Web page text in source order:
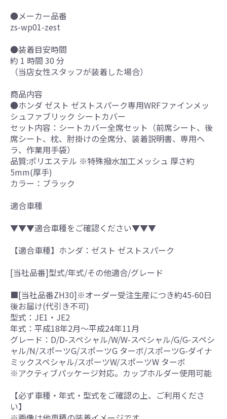
●メーカー品番
zs-wp01-zest
●装着目安時間
約 1 時間 30 分
（当店女性スタッフが装着した場合）
商品内容
●ホンダ ゼスト ゼストスパーク専用WRFファインメッ
シュファブリック シートカバー
セット内容：シートカバー全席セット（前席シート、後
席シート、枕、肘掛けの全席分、装着説明書、専用ヘ
ラ、作業用手袋）
品質:ポリエステル ※特殊撥水加工メッシュ 厚さ約
5mm(厚手)
カラー：ブラック
適合車種
▼▼▼適合車種をご確認ください▼▼▼
【適合車種】ホンダ：ゼスト ゼストスパーク
[当社品番]型式/年式/その他適合/グレード
■[当社品番ZH30]※オーダー受注生産につき約45-60日
後お届け(代引き不可)
型式：JE1・JE2
年式：平成18年2月～平成24年11月
グレード：D/D-スペシャル/W/W-スペシャル/G/G-スペシ
ャル/N/スポーツG/スポーツG ターボ/スポーツG-ダイナ
ミックスペシャル/スポーツW/スポーツW ターボ
※アクティブパッケージ対応。カップホルダー使用可能
【必ず車種・年式・型式をご確認の上、ご利用くださ
い】